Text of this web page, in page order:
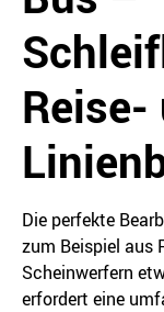
Reise-
Die perfekte
zum Beispiel aus
Scheinwerfern
erfordert eine